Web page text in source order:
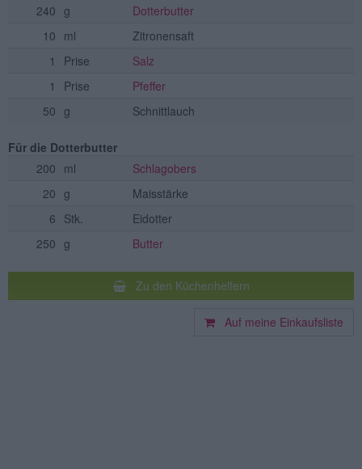
240 g
Dotterbutter
10 ml
Zitronensaft
1
Prise
Salz
1
Prise
Pfeffer
50 g Schnittlauch
Für die Dotterbutter
200 ml
Schlagobers
20 g
Maisstärke
6 Stk.
Eidotter
250 g Butter
Zu den Küchenhelfern
Auf meine Einkaufsliste